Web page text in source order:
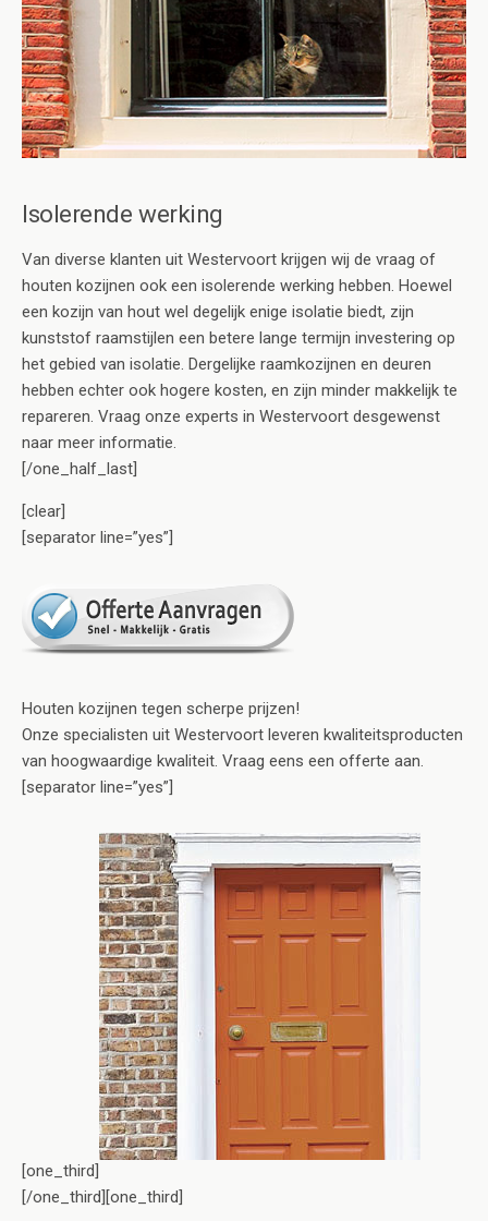
Isolerende werking
Van diverse klanten uit Westervoort krijgen wij de vraag of
houten kozijnen ook een isolerende werking hebben. Hoewel
een kozijn van hout wel degelijk enige isolatie biedt, zijn
kunststof raamstijlen een betere lange termijn investering op
het gebied van isolatie. Dergelijke raamkozijnen en deuren
hebben echter ook hogere kosten, en zijn minder makkelijk te
repareren. Vraag onze experts in Westervoort desgewenst
naar meer informatie.
[/one_half_last]
[clear]
[separator line=”yes”]
Houten kozijnen tegen scherpe prijzen!
Onze specialisten uit Westervoort leveren kwaliteitsproducten
van hoogwaardige kwaliteit. Vraag eens een offerte aan.
[separator line=”yes”]
[one_third]
[/one_third][one_third]